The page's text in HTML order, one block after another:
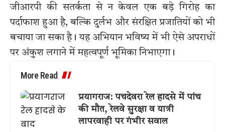
जीआरपी की सतर्कता से न केवल एक बड़े गिरोह का
पर्दाफाश हुआ है, बल्कि दुर्लभ और संरक्षित प्रजातियों को भी
बचाया जा सका है। यह अभियान भविष्य में भी ऐसे अपराधों
पर अंकुश लगाने में महत्वपूर्ण भूमिका निभाएगा।
More Read
प्रयागराज: पचदेवरा रेल हादसे में पांच
की मौत, रेलवे सुरक्षा व यात्री
लापरवाही पर गंभीर सवाल